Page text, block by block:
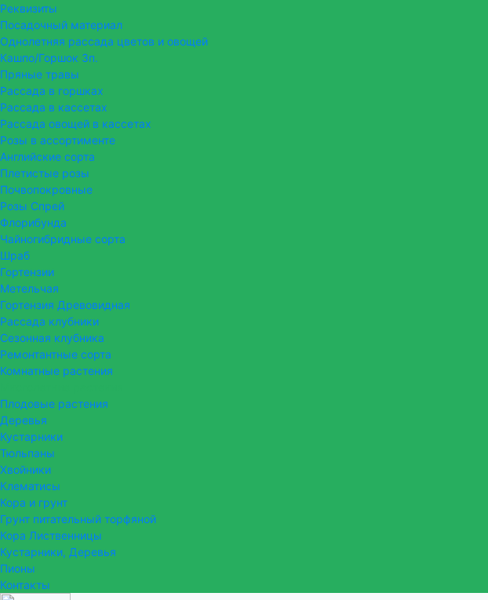
Реквизиты
Посадочный материал
Однолетняя рассада цветов и овощей
Кашпо/Горшок 3п.
Пряные травы
Рассада в горшках
Рассада в кассетах
Рассада овощей в кассетах
Розы в ассортименте
Английские сорта
Плетистые розы
Почвопокровные
Розы Спрей
Флорибунда
Чайногибридные сорта
Шраб
Гортензии
Метельчая
Гортензия Древовидная
Рассада клубники
Сезонная клубника
Ремонтантные сорта
Комнатные растения
Плодовые растения
Деревья
Кустарники
Тюльпаны
Хвойники
Клематисы
Кора и грунт
Грунт питательный торфяной
Кора Лиственницы
Кустарники, Деревья
Пионы
Контакты